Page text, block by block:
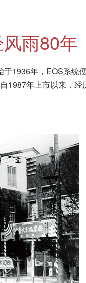
雨80
于1936年，EOS系统
自1987年上市以来，